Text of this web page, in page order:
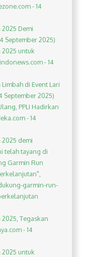
- 14
Demi
September 2025)
2025 untuk
- 14
di Event Lari
September 2025)
PPLI Hadirkan
- 14
2025 demi
telah tayang di
Garmin Run
garmin-run-
Tegaskan
- 14
2025 untuk